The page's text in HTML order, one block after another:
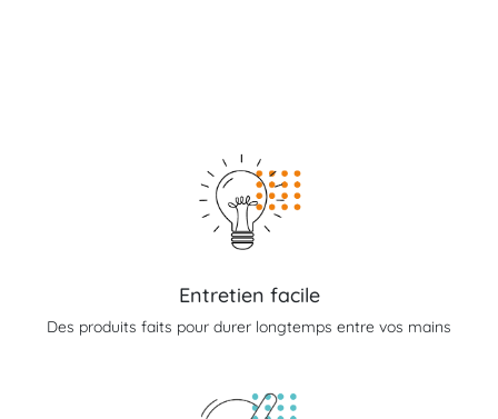
Entretien facile
Des produits faits pour durer longtemps entre vos mains